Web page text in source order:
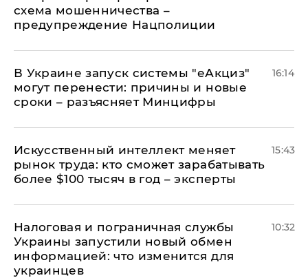
схема мошенничества –
предупреждение Нацполиции
В Украине запуск системы "еАкциз"
могут перенести: причины и новые
сроки – разъясняет Минцифры
16:14
Искусственный интеллект меняет
рынок труда: кто сможет зарабатывать
более $100 тысяч в год – эксперты
15:43
Налоговая и пограничная службы
Украины запустили новый обмен
информацией: что изменится для
украинцев
10:32